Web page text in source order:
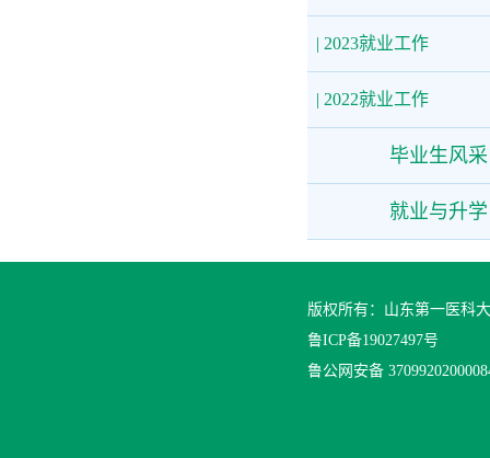
| 2023就业工作
| 2022就业工作
毕业生风采
就业与升学
版权所有：山东第一医科
鲁ICP备19027497号
鲁公网安备